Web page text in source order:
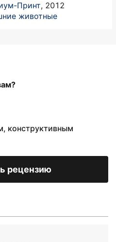
Принт, 2012
животные
конструктивным
рецензию